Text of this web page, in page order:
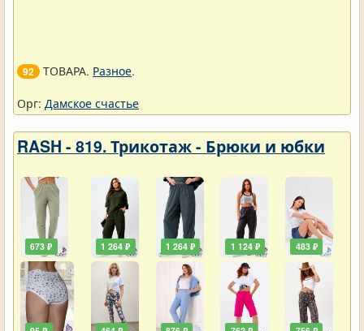
92 ТОВАРА. Разное.
Орг: Дамское счастье
RASH - 819. Трикотаж - Брюки и юбки
673 ₽ 1 264 ₽ 1 264 ₽ 1 124 ₽ 483 ₽